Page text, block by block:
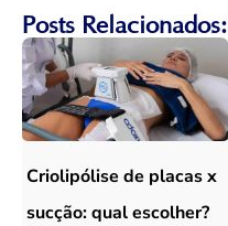
Posts Relacionados:
Criolipólise de placas x
sucção: qual escolher?